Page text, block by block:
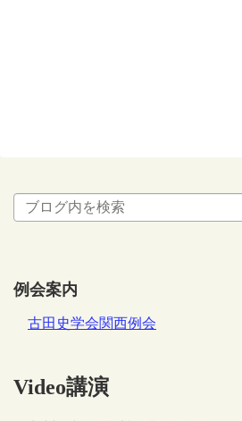
例会案内
古田史学会関西例会
Video講演